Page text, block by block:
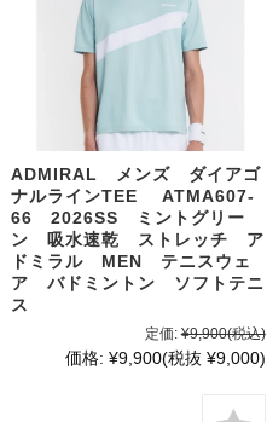
ADMIRAL メンズ ダイアゴ
ナルラインTEE ATMA607-
66 2026SS ミントグリー
ン 吸水速乾 ストレッチ ア
ドミラル MEN テニスウェ
ア バドミントン ソフトテニ
ス
定価: ¥9,900(税込)
価格: ¥9,900(税抜 ¥9,000)